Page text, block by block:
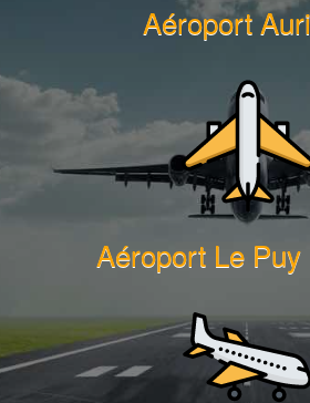
Aéroport
Aéroport Le Puy